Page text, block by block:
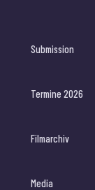
Submission
Termine 2026
Filmarchiv
Media